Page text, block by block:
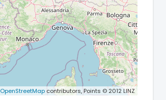
OpenStreetMapcontributors, Points © 2012 LINZ